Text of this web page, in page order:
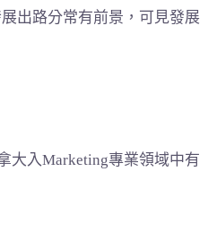
出路分常有前景，可見發展
大入Marketing專業領域中有